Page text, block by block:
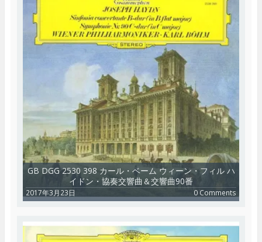
GB DGG 2530 398 カール・ベーム ウィーン・フィル ハ
イドン・協奏交響曲＆交響曲90番
2017年3月23日 0 Comments